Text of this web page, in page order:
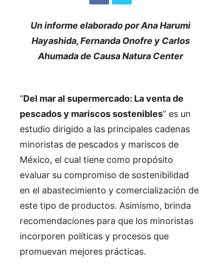
Un informe elaborado por Ana Harumi
Hayashida, Fernanda Onofre y Carlos
Ahumada de Causa Natura Center
“Del mar al supermercado: La venta de
pescados y mariscos sostenibles” es un
estudio dirigido a las principales cadenas
minoristas de pescados y mariscos de
México, el cual tiene como propósito
evaluar su compromiso de sostenibilidad
en el abastecimiento y comercialización de
este tipo de productos. Asimismo, brinda
recomendaciones para que los minoristas
incorporen políticas y procesos que
promuevan mejores prácticas.